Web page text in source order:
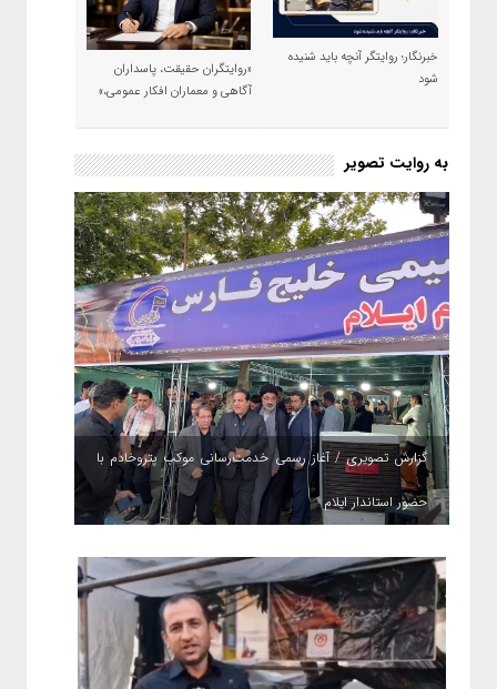
خبرنگار؛ روایتگر آنچه باید شنیده
شود
«روایتگران حقیقت، پاسداران
آگاهی و معماران افکار عمومی،»
به روایت تصویر
گزارش تصویری / آغاز رسمی خدمت‌رسانی موکب پتروخادم با
حضور استاندار ایلام